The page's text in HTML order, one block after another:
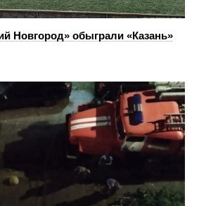
Новгород» обыграли «Казань»